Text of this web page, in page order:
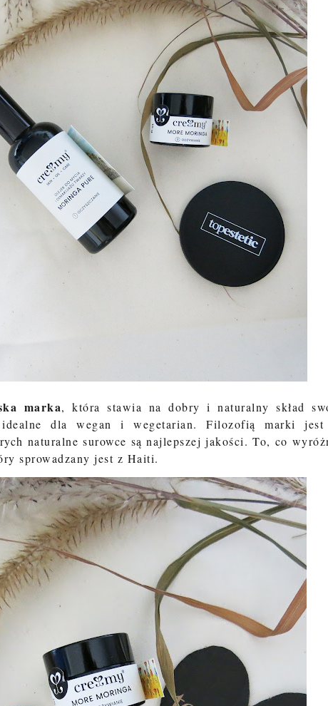
marka, która stawia na dobry i naturalny skład
dla wegan i wegetarian. Filozofią marki jest
naturalne surowce są najlepszej jakości. To, co
sprowadzany jest z Haiti.